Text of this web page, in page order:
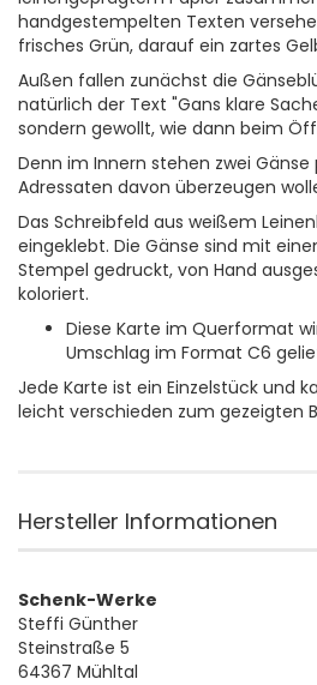
handgestempelten Texten
frisches Grün, darauf ein zartes
Außen fallen zunächst die
natürlich der Text "Gans klare
sondern gewollt, wie dann beim
Denn im Innern stehen zwei Gänse
Adressaten davon überzeugen
Das Schreibfeld aus weißem
eingeklebt. Die Gänse sind mit
Stempel gedruckt, von Hand
koloriert.
Diese Karte im Querformat
Umschlag im Format C6
Jede Karte ist ein Einzelstück und
leicht verschieden zum gezeigten
Hersteller Informationen
Schenk-Werke
Steffi Günther
Steinstraße 5
64367 Mühltal